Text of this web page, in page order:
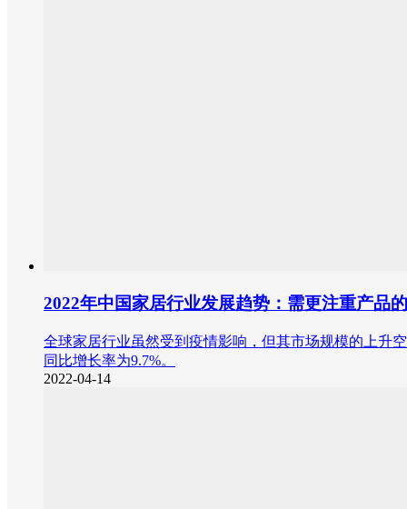
2022年中国家居行业发展趋势：需更注重产品
全球家居行业虽然受到疫情影响，但其市场规模的上升
同比增长率为9.7%。
2022-04-14